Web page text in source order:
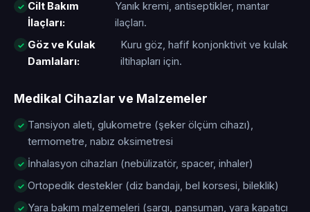
Cilt Bakım
İlaçları:
Yanık kremi, antiseptikler, mantar
ilaçları.
Göz ve Kulak
Damlaları:
Kuru göz, hafif konjonktivit ve kulak
iltihapları için.
Medikal Cihazlar ve Malzemeler
Tansiyon aleti, glukometre (şeker ölçüm cihazı),
termometre, nabız oksimetresi
İnhalasyon cihazları (nebülizatör, spacer, inhaler)
Ortopedik destekler (diz bandajı, bel korsesi, bileklik)
Yara bakım malzemeleri (sargı, pansuman, yara kapatıcı